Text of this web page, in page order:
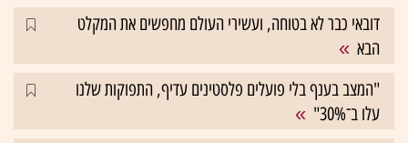
דובאי כבר לא בטוחה, ועשירי העולם מחפשים את המקלט
הבא
"המצב בענף בלי פועלים פלסטינים עדיף, התפוקות שלנו
עלו ב־30%"